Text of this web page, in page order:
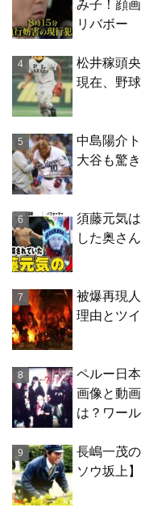
み子！顔
リバボー
松井稼頭
現在、野
中島陽介
大谷も驚き
須藤元気
した奥さ
被爆再現
理由とツ
ペルー日
画像と動
は？ワー
長嶋一茂
ソウ坂上】